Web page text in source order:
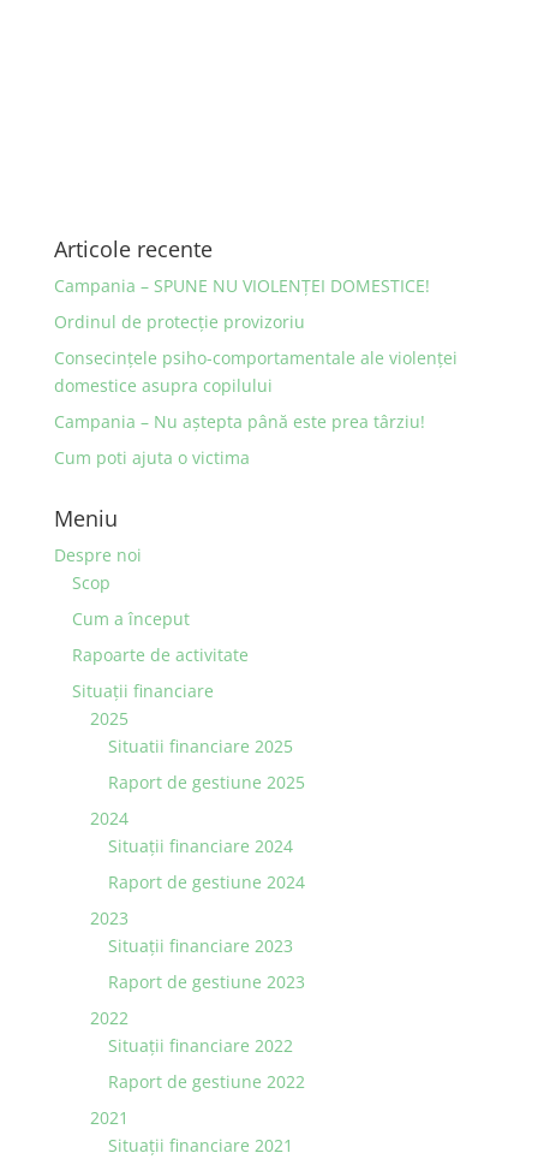
Articole recente
Campania – SPUNE NU VIOLENȚEI DOMESTICE!
Ordinul de protecţie provizoriu
Consecinţele psiho-comportamentale ale violenţei
domestice asupra copilului
Campania – Nu aştepta până este prea târziu!
Cum poti ajuta o victima
Meniu
Despre noi
Scop
Cum a început
Rapoarte de activitate
Situaţii financiare
2025
Situatii financiare 2025
Raport de gestiune 2025
2024
Situaţii financiare 2024
Raport de gestiune 2024
2023
Situaţii financiare 2023
Raport de gestiune 2023
2022
Situaţii financiare 2022
Raport de gestiune 2022
2021
Situaţii financiare 2021